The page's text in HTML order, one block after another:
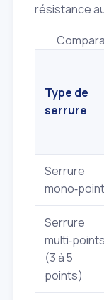
résistance
Type de
serrure
Serrure
mono‑point
Serrure
multi‑points
(3 à 5
points)